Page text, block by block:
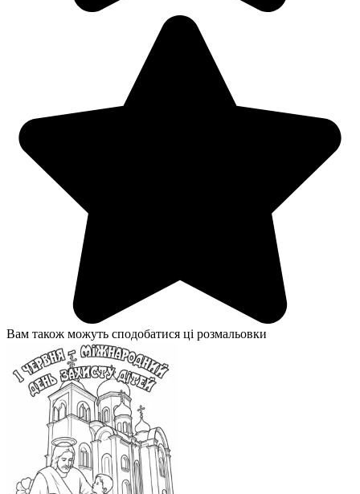
Вам також можуть сподобатися ці розмальовки